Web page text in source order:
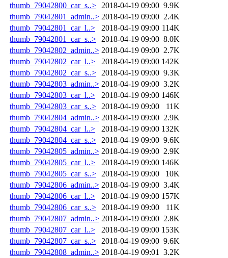
thumb_79042800_car_s..>
2018-04-19 09:00 9.9K
thumb_79042801_admin..> 2018-04-19 09:00 2.4K
thumb_79042801_car_l..>
2018-04-19 09:00 114K
thumb_79042801_car_s..>
2018-04-19 09:00 8.0K
thumb_79042802_admin..> 2018-04-19 09:00 2.7K
thumb_79042802_car_l..>
2018-04-19 09:00 142K
thumb_79042802_car_s..>
2018-04-19 09:00 9.3K
thumb_79042803_admin..> 2018-04-19 09:00 3.2K
thumb_79042803_car_l..>
2018-04-19 09:00 146K
thumb_79042803_car_s..>
2018-04-19 09:00
11K
thumb_79042804_admin..> 2018-04-19 09:00 2.9K
thumb_79042804_car_l..>
2018-04-19 09:00 132K
thumb_79042804_car_s..>
2018-04-19 09:00 9.6K
thumb_79042805_admin..> 2018-04-19 09:00 2.9K
thumb_79042805_car_l..>
2018-04-19 09:00 146K
thumb_79042805_car_s..>
2018-04-19 09:00
10K
thumb_79042806_admin..> 2018-04-19 09:00 3.4K
thumb_79042806_car_l..>
2018-04-19 09:00 157K
thumb_79042806_car_s..>
2018-04-19 09:00
11K
thumb_79042807_admin..> 2018-04-19 09:00 2.8K
thumb_79042807_car_l..>
2018-04-19 09:00 153K
thumb_79042807_car_s..>
2018-04-19 09:00 9.6K
thumb_79042808_admin..> 2018-04-19 09:01
3.2K